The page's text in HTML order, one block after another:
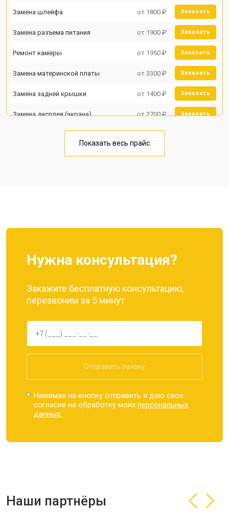
Замена шлейфа от 1800 ₽ Заказать
Замена разъема питания от 1900 ₽ Заказать
Ремонт камеры от 1950 ₽ Заказать
Замена материнской платы от 3300 ₽ Заказать
Замена задней крышки от 1400 ₽ Заказать
Замена дисплея (экрана) от 2700 ₽ Заказать
Замена кнопки включения от 1750 ₽
Показать весь прайс
Нужна консультация?
Закажите бесплатную консультацию,
перезвоним за 5 минут
Отправить заявку
Нажимая на кнопку отправить я даю свое
согласие на обработку моихперсональных
данных.
Наши партнёры